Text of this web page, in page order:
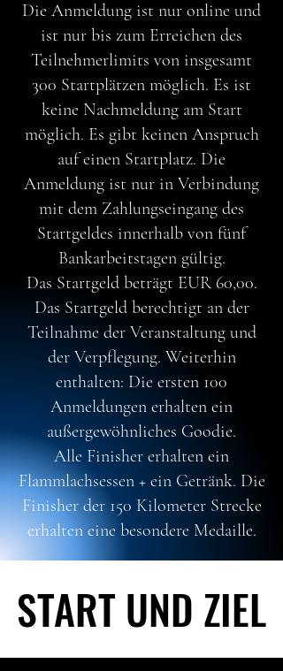
Die Anmeldung ist nur online und
ist nur bis zum Erreichen des
Teilnehmerlimits von insgesamt
300 Startplätzen möglich. Es ist
keine Nachmeldung am Start
möglich. Es gibt keinen Anspruch
auf einen Startplatz. Die
Anmeldung ist nur in Verbindung
mit dem Zahlungseingang des
Startgeldes innerhalb von fünf
Bankarbeitstagen gültig.
Das Startgeld beträgt EUR 60,00.
Das Startgeld berechtigt an der
Teilnahme der Veranstaltung und
der Verpflegung. Weiterhin
enthalten: Die ersten 100
Anmeldungen erhalten ein
außergewöhnliches Goodie.
Alle Finisher erhalten ein
Flammlachsessen + ein Getränk. Die
Finisher der 150 Kilometer Strecke
erhalten eine besondere Medaille.
START UND ZIEL
START UND ZIEL